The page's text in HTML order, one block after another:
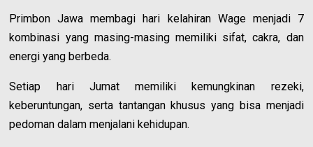
Primbon Jawa membagi hari kelahiran Wage menjadi 7
kombinasi yang masing-masing memiliki sifat, cakra, dan
energi yang berbeda.
Setiap hari Jumat memiliki kemungkinan rezeki,
keberuntungan, serta tantangan khusus yang bisa menjadi
pedoman dalam menjalani kehidupan.